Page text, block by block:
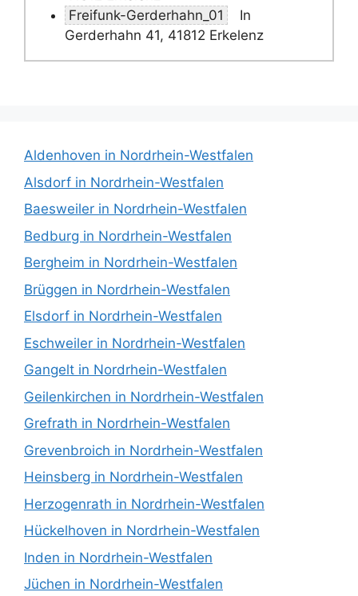
Freifunk-Gerderhahn_01
In
Gerderhahn 41, 41812 Erkelenz
Aldenhoven in Nordrhein-Westfalen
Alsdorf in Nordrhein-Westfalen
Baesweiler in Nordrhein-Westfalen
Bedburg in Nordrhein-Westfalen
Bergheim in Nordrhein-Westfalen
Brüggen in Nordrhein-Westfalen
Elsdorf in Nordrhein-Westfalen
Eschweiler in Nordrhein-Westfalen
Gangelt in Nordrhein-Westfalen
Geilenkirchen in Nordrhein-Westfalen
Grefrath in Nordrhein-Westfalen
Grevenbroich in Nordrhein-Westfalen
Heinsberg in Nordrhein-Westfalen
Herzogenrath in Nordrhein-Westfalen
Hückelhoven in Nordrhein-Westfalen
Inden in Nordrhein-Westfalen
Jüchen in Nordrhein-Westfalen